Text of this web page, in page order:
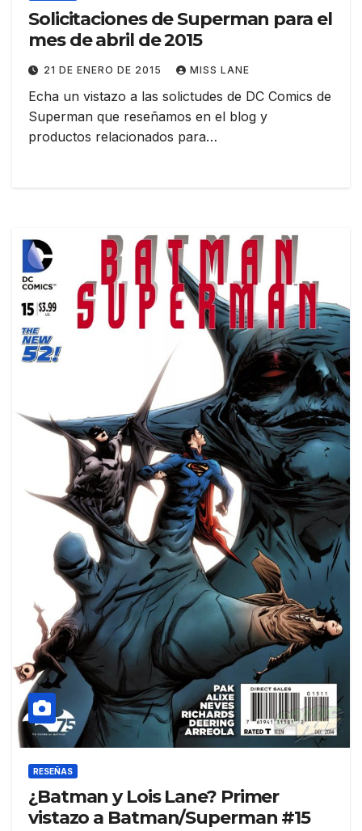
Solicitaciones de Superman para el
mes de abril de 2015
21 DE ENERO DE 2015 MISS LANE
Echa un vistazo a las solictudes de DC Comics de
Superman que reseñamos en el blog y
productos relacionados para…
RESEÑAS
¿Batman y Lois Lane? Primer
vistazo a Batman/Superman #15